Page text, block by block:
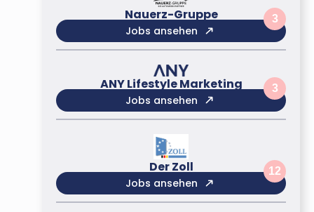
Nauerz-Gruppe 3
Jobs ansehen
ANY Lifestyle Marketing 3
Jobs ansehen
Der Zoll 12
Jobs ansehen